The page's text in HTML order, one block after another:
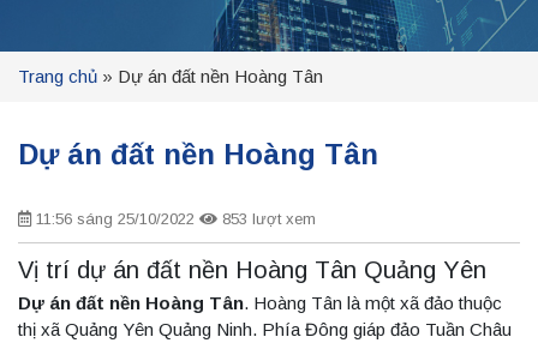
Trang chủ » Dự án đất nền Hoàng Tân
Dự án đất nền Hoàng Tân
11:56 sáng 25/10/2022 853 lượt xem
Vị trí dự án đất nền Hoàng Tân Quảng Yên
Dự án đất nền Hoàng Tân. Hoàng Tân là một xã đảo thuộc
thị xã Quảng Yên Quảng Ninh. Phía Đông giáp đảo Tuần Châu